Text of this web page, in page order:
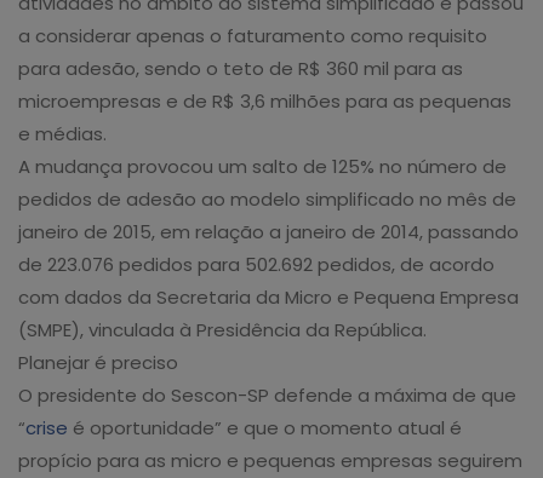
a considerar apenas o faturamento como requisito
para adesão, sendo o teto de R$ 360 mil para as
microempresas e de R$ 3,6 milhões para as pequenas
e médias.
A mudança provocou um salto de 125% no número de
pedidos de adesão ao modelo simplificado no mês de
janeiro de 2015, em relação a janeiro de 2014, passando
de 223.076 pedidos para 502.692 pedidos, de acordo
com dados da Secretaria da Micro e Pequena Empresa
(SMPE), vinculada à Presidência da República.
Planejar é preciso
O presidente do Sescon-SP defende a máxima de que
“crise é oportunidade” e que o momento atual é
propício para as micro e pequenas empresas seguirem